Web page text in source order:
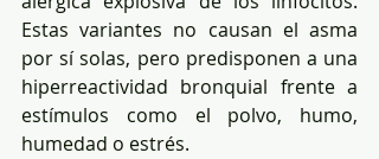
Estas variantes no causan el asma
por sí solas, pero predisponen a una
hiperreactividad bronquial frente a
estímulos como el polvo, humo,
humedad o estrés.